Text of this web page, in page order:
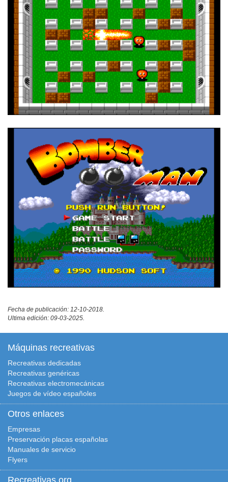
Fecha de publicación: 12-10-2018.
Ultima edición: 09-03-2025.
Máquinas recreativas
Recreativas dedicadas
Recreativas genéricas
Recreativas electromecánicas
Juegos de vídeo españoles
Otros enlaces
Empresas
Preservación placas españolas
Manuales de servicio
Flyers
Recreativas.org